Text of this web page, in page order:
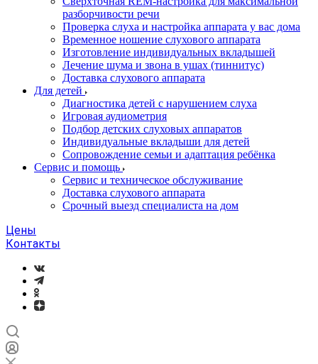
разборчивости речи
Проверка слуха и настройка аппарата у вас дома
Временное ношение слухового аппарата
Изготовление индивидуальных вкладышей
Лечение шума и звона в ушах (тиннитус)
Доставка слухового аппарата
Для детей
Диагностика детей с нарушением слуха
Игровая аудиометрия
Подбор детских слуховых аппаратов
Индивидуальные вкладыши для детей
Сопровождение семьи и адаптация ребёнка
Сервис и помощь
Сервис и техническое обслуживание
Доставка слухового аппарата
Срочный выезд специалиста на дом
Цены
Контакты